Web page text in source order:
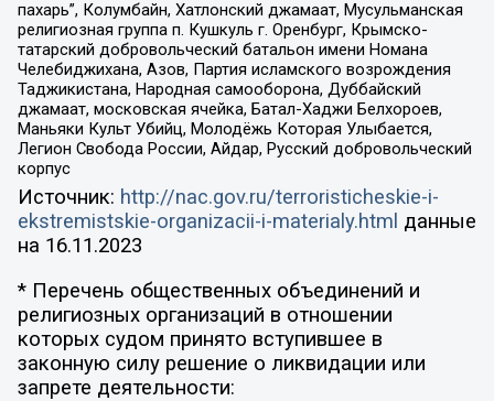
пахарь”, Колумбайн, Хатлонский джамаат, Мусульманская
религиозная группа п. Кушкуль г. Оренбург, Крымско-
татарский добровольческий батальон имени Номана
Челебиджихана, Азов, Партия исламского возрождения
Таджикистана, Народная самооборона, Дуббайский
джамаат, московская ячейка, Батал-Хаджи Белхороев,
Маньяки Культ Убийц, Молодёжь Которая Улыбается,
Легион Свобода России, Айдар, Русский добровольческий
корпус
Источник: http://nac.gov.ru/terroristicheskie-i-
ekstremistskie-organizacii-i-materialy.html данные
на 16.11.2023
* Перечень общественных объединений и
религиозных организаций в отношении
которых судом принято вступившее в
законную силу решение о ликвидации или
запрете деятельности: